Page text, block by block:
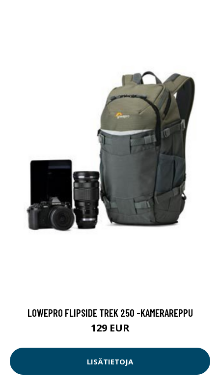
LOWEPRO FLIPSIDE TREK 250 -KAMERAREPPU
129 EUR
LISÄTIETOJA